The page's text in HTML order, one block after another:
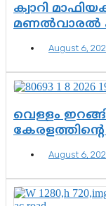
ക്വാറി
മണൽവാരൽ
August 6,
വെള്ളം
കേരളത്തിന്റെ
August 6,